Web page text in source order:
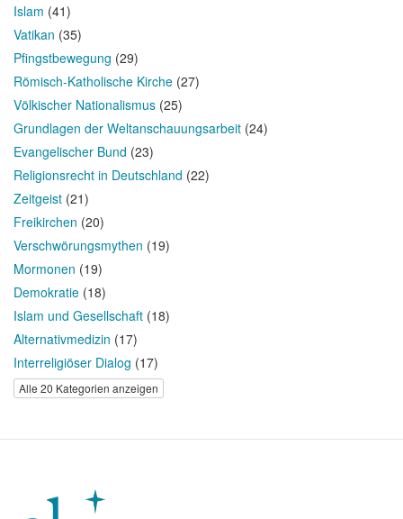
Islam (41)
Vatikan (35)
Pfingstbewegung (29)
Römisch-Katholische Kirche (27)
Völkischer Nationalismus (25)
Grundlagen der Weltanschauungsarbeit (24)
Evangelischer Bund (23)
Religionsrecht in Deutschland (22)
Zeitgeist (21)
Freikirchen (20)
Verschwörungsmythen (19)
Mormonen (19)
Demokratie (18)
Islam und Gesellschaft (18)
Alternativmedizin (17)
Interreligiöser Dialog (17)
Alle 20 Kategorien anzeigen